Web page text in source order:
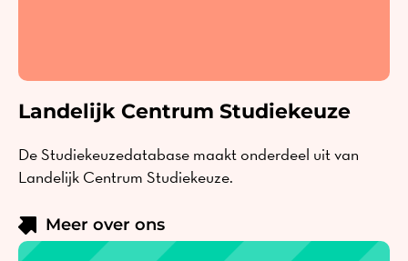
Landelijk Centrum Studiekeuze
De Studiekeuzedatabase maakt onderdeel uit van
Landelijk Centrum Studiekeuze.
Meer over ons